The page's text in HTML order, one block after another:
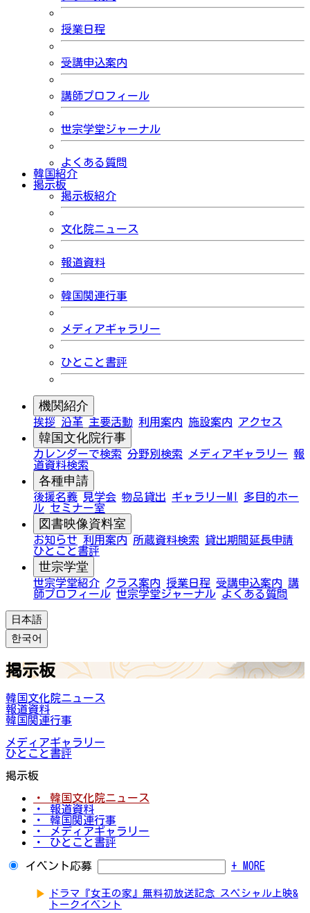
授業日程
受講申込案内
講師プロフィール
世宗学堂ジャーナル
よくある質問
韓国紹介
掲示板
掲示板紹介
文化院ニュース
報道資料
韓国関連行事
メディアギャラリー
ひとこと書評
機関紹介
挨拶 沿革 主要活動 利用案内 施設案内 アクセス
韓国文化院行事
カレンダーで検索 分野別検索 メディアギャラリー 報
道資料検索
各種申請
後援名義 見学会 物品貸出 ギャラリーMI
多目的ホー
ル セミナー室
図書映像資料室
お知らせ 利用案内 所蔵資料検索
貸出期間延長申請
ひとこと書評
世宗学堂
世宗学堂紹介 クラス案内 授業日程 受講申込案内 講
師プロフィール 世宗学堂ジャーナル よくある質問
日本語
한국어
掲示板
韓国文化院ニュース
報道資料
韓国関連行事
メディアギャラリー
ひとこと書評
掲示板
・ 韓国文化院ニュース
・ 報道資料
・ 韓国関連行事
・ メディアギャラリー
・ ひとこと書評
イベント応募 + MORE
▶
ドラマ『女王の家』無料初放送記念 スペシャル上映&
トークイベント